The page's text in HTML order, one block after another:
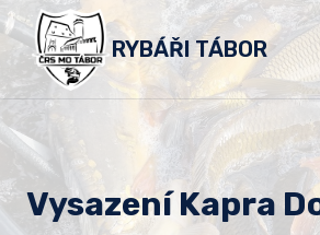
Přeskočit
na
obsah
RYBÁŘI TÁBOR
Vysazení Kapra